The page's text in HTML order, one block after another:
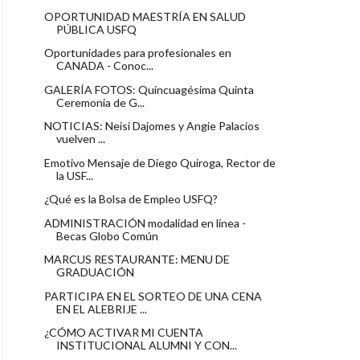
OPORTUNIDAD MAESTRÍA EN SALUD
PÚBLICA USFQ
Oportunidades para profesionales en
CANADA - Conoc...
GALERÍA FOTOS: Quincuagésima Quinta
Ceremonia de G...
NOTICIAS: Neisi Dajomes y Angie Palacios
vuelven ...
Emotivo Mensaje de Diego Quiroga, Rector de
la USF...
¿Qué es la Bolsa de Empleo USFQ?
ADMINISTRACIÓN modalidad en línea -
Becas Globo Común
MARCUS RESTAURANTE: MENU DE
GRADUACIÓN
PARTICIPA EN EL SORTEO DE UNA CENA
EN EL ALEBRIJE ...
¿CÓMO ACTIVAR MI CUENTA
INSTITUCIONAL ALUMNI Y CON...